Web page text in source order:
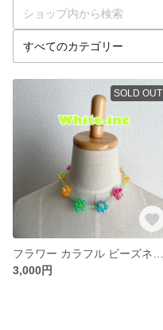
SOLD OUT
3,000円